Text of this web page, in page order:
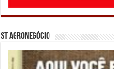
ST Agronegócio